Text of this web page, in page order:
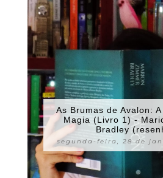
As Brumas de Avalon:
Magia (Livro 1) -
Bradley
segunda-feira, 28 de